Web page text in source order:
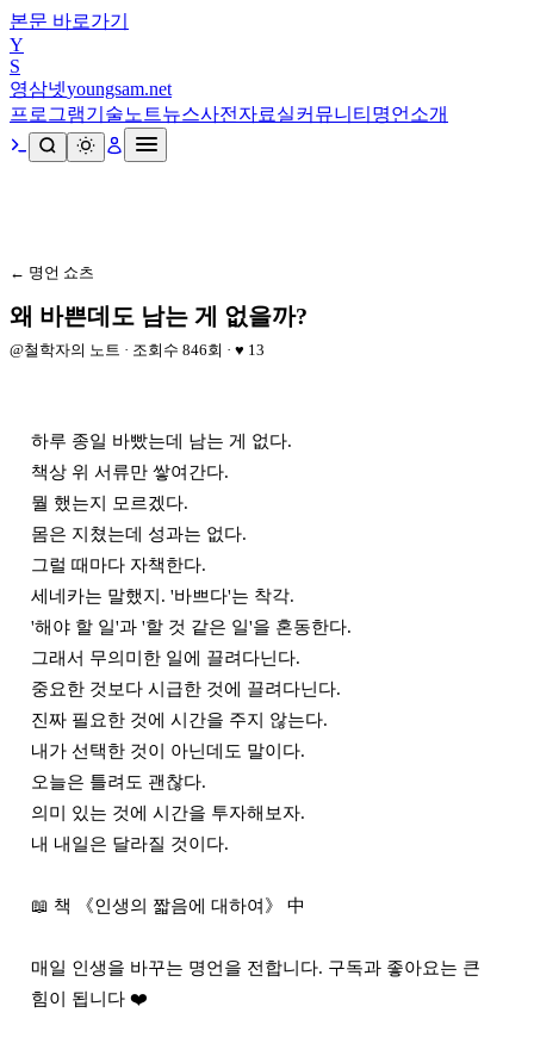
본문 바로가기
Y
S
영삼넷youngsam.net
프로그램기술노트뉴스사전 자료실커뮤니티 명언 소개
← 명언 쇼츠
왜 바쁜데도 남는 게 없을까?
@철학자의 노트 · 조회수 846회 · ♥ 13
하루 종일 바빴는데 남는 게 없다.
책상 위 서류만 쌓여간다.
뭘 했는지 모르겠다.
몸은 지쳤는데 성과는 없다.
그럴 때마다 자책한다.
세네카는 말했지. '바쁘다'는 착각.
'해야 할 일'과 '할 것 같은 일'을 혼동한다.
그래서 무의미한 일에 끌려다닌다.
중요한 것보다 시급한 것에 끌려다닌다.
진짜 필요한 것에 시간을 주지 않는다.
내가 선택한 것이 아닌데도 말이다.
오늘은 틀려도 괜찮다.
의미 있는 것에 시간을 투자해보자.
내 내일은 달라질 것이다.
📖 책 《인생의 짧음에 대하여》 中
매일 인생을 바꾸는 명언을 전합니다. 구독과 좋아요는 큰
힘이 됩니다 ❤️